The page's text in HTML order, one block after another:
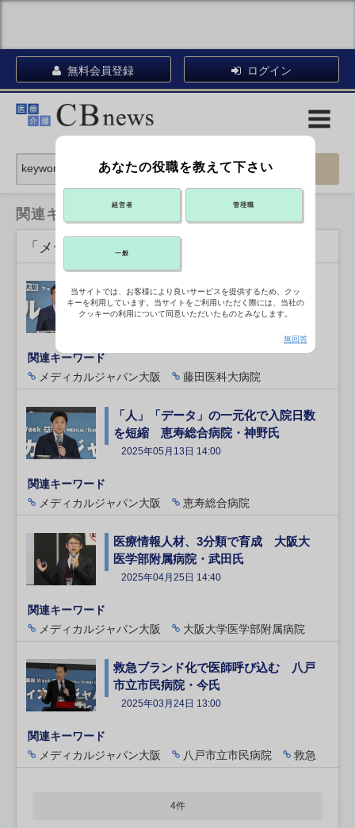
無料会員登録 ログイン
関連キーワード一覧
「メディカルジャパン大阪」に関連する記事
医療DX、日本はガラパゴス 標準化
を 藤田医科大病院・白木氏
関連キーワード
メディカルジャパン大阪
藤田医科大病院
「人」「データ」の一元化で入院日数
を短縮 恵寿総合病院・神野氏
2025年05月13日 14:00
関連キーワード
メディカルジャパン大阪
恵寿総合病院
医療情報人材、3分類で育成 大阪大
医学部附属病院・武田氏
2025年04月25日 14:40
関連キーワード
メディカルジャパン大阪
大阪大学医学部附属病院
救急ブランド化で医師呼び込む 八戸
市立市民病院・今氏
2025年03月24日 13:00
関連キーワード
メディカルジャパン大阪
八戸市立市民病院 救急
4件
あなたの役職を教えて下さい
経営者 管理職
一般
当サイトでは、お客様により良いサービスを提供するため、クッ
キーを利用しています。当サイトをご利用いただく際には、当社の
クッキーの利用について同意いただいたものとみなします。
無回答